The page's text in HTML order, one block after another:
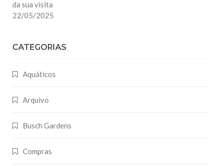
da sua visita
22/05/2025
CATEGORIAS
Aquáticos
Arquivo
Busch Gardens
Compras